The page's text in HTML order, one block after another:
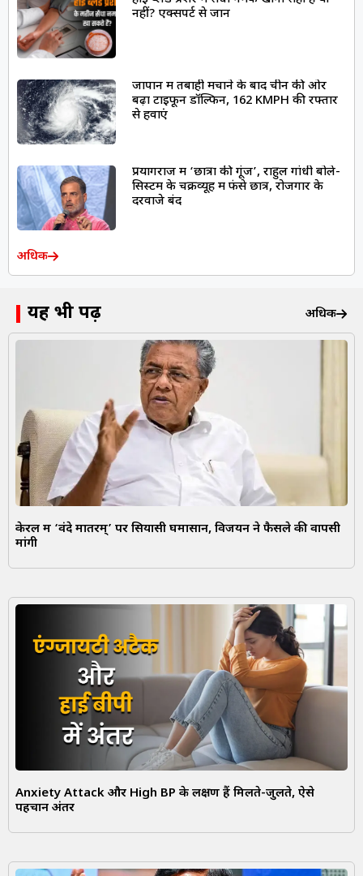
नहीं? एक्सपर्ट से जानें
जापान में तबाही मचाने के बाद चीन की ओर
बढ़ा टाइफून डॉल्फिन, 162 KMPH की रफ्तार
से हवाएं
प्रयागराज में ‘छात्रों की गूंज’, राहुल गांधी बोले-
सिस्टम के चक्रव्यूह में फंसे छात्र, रोजगार के
दरवाजे बंद
अधिक
यह भी पढ़ें अधिक
केरल में ‘वंदे मातरम्’ पर सियासी घमासान, विजयन ने फैसले की वापसी
मांगी
Anxiety Attack और High BP के लक्षण हैं मिलते-जुलते, ऐसे
पहचानें अंतर